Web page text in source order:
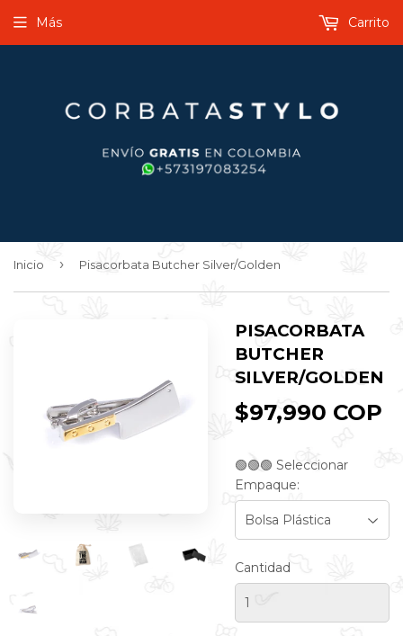
Más Carrito
Inicio › Pisacorbata Butcher Silver/Golden
PISACORBATA
BUTCHER
SILVER/GOLDEN
$97,990 COP
🟢🟢🟢 Seleccionar
Empaque:
Cantidad